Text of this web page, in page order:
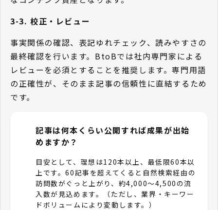
3-3. 校正・レビュー
事実関係の確認、表記ゆれチェック、読みやすさの
最終確認を行います。BtoBでは社内専門家による
レビューを必須とすることを推奨します。専門用語
の正確性が、そのまま記事の信頼性に直結するため
です。
記事は何本くらい公開すれば成果が出始
めますか？
目安として、理想は120本以上、最低限60本以
上です。60記事を超えてくると自然検索経由の
訪問数がぐっと上がり、約4,000〜4,500の流
入数が見込めます。（ただし、業界・キーワー
ドボリュームにより変動します。）